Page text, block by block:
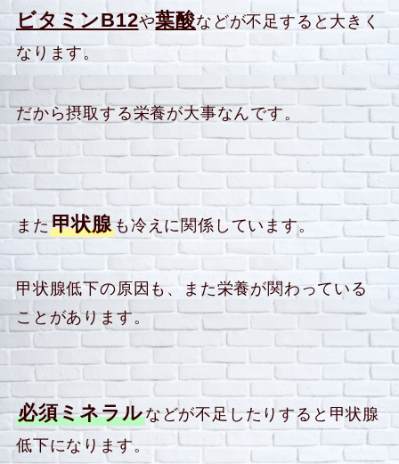
ビタミンB12や葉酸などが不足すると大きく
なります。
だから摂取する栄養が大事なんです。
また甲状腺も冷えに関係しています。
甲状腺低下の原因も、また栄養が関わっている
ことがあります。
必須ミネラルなどが不足したりすると甲状腺
低下になります。